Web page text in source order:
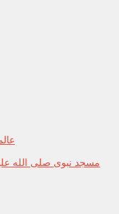
مسجد نبوی صلى الله